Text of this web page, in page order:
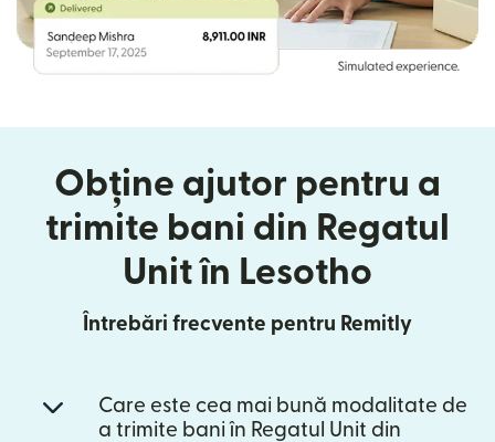
Obține ajutor pentru a
trimite bani din Regatul
Unit în Lesotho
Întrebări frecvente pentru Remitly
Care este cea mai bună modalitate de
a trimite bani în Regatul Unit din